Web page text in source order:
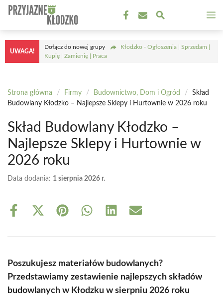
Przejdź
treści
UWAGA!
Dołącz do nowej grupy
Kłodzko - Ogłoszenia | Sprzedam |
Kupię | Zamienię | Praca
Strona główna / Firmy / Budownictwo, Dom i Ogród /
Skład
Budowlany Kłodzko – Najlepsze Sklepy i Hurtownie w 2026 roku
Skład Budowlany Kłodzko –
Najlepsze Sklepy i Hurtownie w
2026 roku
Data dodania: 1 sierpnia 2026 r.
Share
Share
(Twitter)
Share Share Share Share
Poszukujesz materiałów budowlanych?
Przedstawiamy zestawienie najlepszych składów
budowlanych w Kłodzku w sierpniu 2026 roku